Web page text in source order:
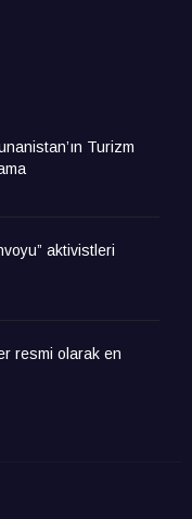
Turizm
aktivistleri
resmi olarak en